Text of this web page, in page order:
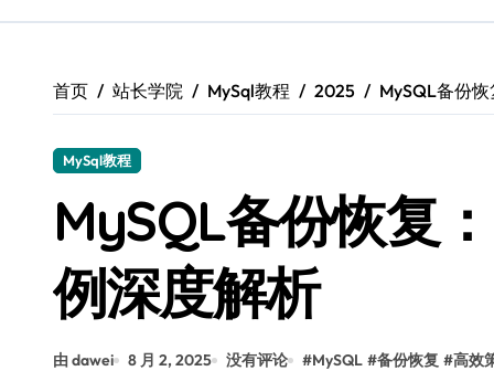
MySQL进阶实战：解锁后端事务处理与
MySQL事务精要：iOS后端开发科技实战
开源站长必知：MySQL事务精控与科技
首页 站长学院 MySql教程 2025 MySQL备份
MySql教程
MySQL备份恢复
例深度解析
由 dawei 8 月 2, 2025 没有评论 #MySQL #备份恢复 #高效